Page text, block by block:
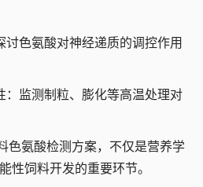
讨色氨酸对神经递质的调控作用
：监测制粒、膨化等高温处理对
色氨酸检测方案，不仅是营养学
性饲料开发的重要环节。